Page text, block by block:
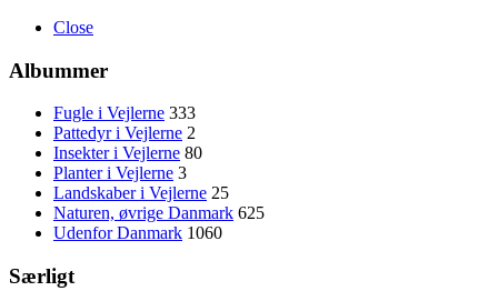
Close
Albummer
Fugle i Vejlerne 333
Pattedyr i Vejlerne 2
Insekter i Vejlerne 80
Planter i Vejlerne 3
Landskaber i Vejlerne 25
Naturen, øvrige Danmark 625
Udenfor Danmark 1060
Særligt